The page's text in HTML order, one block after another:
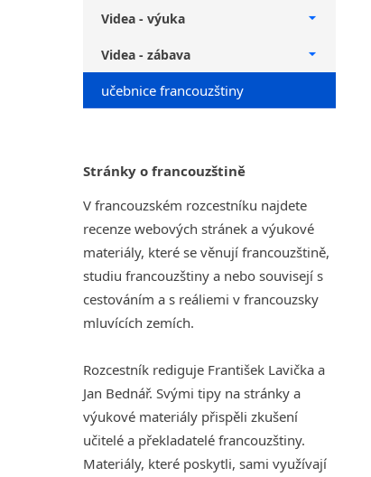
Videa - výuka
Videa - zábava
učebnice francouzštiny
Stránky o francouzštině
V francouzském rozcestníku najdete
recenze webových stránek a výukové
materiály, které se věnují francouzštině,
studiu francouzštiny a nebo souvisejí s
cestováním a s reáliemi v francouzsky
mluvících zemích.
Rozcestník rediguje František Lavička a
Jan Bednář. Svými tipy na stránky a
výukové materiály přispěli zkušení
učitelé a překladatelé francouzštiny.
Materiály, které poskytli, sami využívají